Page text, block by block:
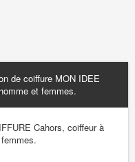
de coiffure MON IDEE
et femmes.